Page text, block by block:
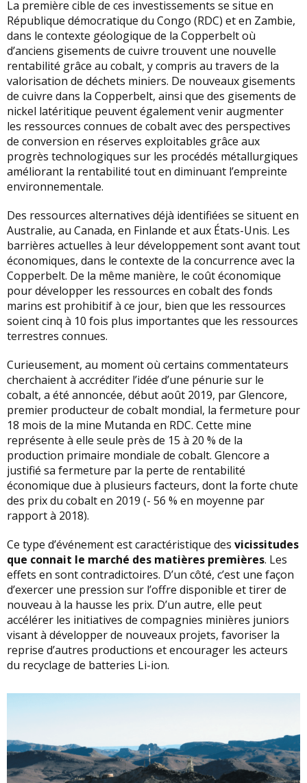
La première cible de ces investissements se situe en
République démocratique du Congo (RDC) et en Zambie,
dans le contexte géologique de la Copperbelt où
d’anciens gisements de cuivre trouvent une nouvelle
rentabilité grâce au cobalt, y compris au travers de la
valorisation de déchets miniers. De nouveaux gisements
de cuivre dans la Copperbelt, ainsi que des gisements de
nickel latéritique peuvent également venir augmenter
les ressources connues de cobalt avec des perspectives
de conversion en réserves exploitables grâce aux
progrès technologiques sur les procédés métallurgiques
améliorant la rentabilité tout en diminuant l’empreinte
environnementale.
Des ressources alternatives déjà identifiées se situent en
Australie, au Canada, en Finlande et aux États-Unis. Les
barrières actuelles à leur développement sont avant tout
économiques, dans le contexte de la concurrence avec la
Copperbelt. De la même manière, le coût économique
pour développer les ressources en cobalt des fonds
marins est prohibitif à ce jour, bien que les ressources
soient cinq à 10 fois plus importantes que les ressources
terrestres connues.
Curieusement, au moment où certains commentateurs
cherchaient à accréditer l’idée d’une pénurie sur le
cobalt, a été annoncée, début août 2019, par Glencore,
premier producteur de cobalt mondial, la fermeture pour
18 mois de la mine Mutanda en RDC. Cette mine
représente à elle seule près de 15 à 20 % de la
production primaire mondiale de cobalt. Glencore a
justifié sa fermeture par la perte de rentabilité
économique due à plusieurs facteurs, dont la forte chute
des prix du cobalt en 2019 (- 56 % en moyenne par
rapport à 2018).
Ce type d’événement est caractéristique des vicissitudes
que connait le marché des matières premières. Les
effets en sont contradictoires. D’un côté, c’est une façon
d’exercer une pression sur l’offre disponible et tirer de
nouveau à la hausse les prix. D’un autre, elle peut
accélérer les initiatives de compagnies minières juniors
visant à développer de nouveaux projets, favoriser la
reprise d’autres productions et encourager les acteurs
du recyclage de batteries Li-ion.